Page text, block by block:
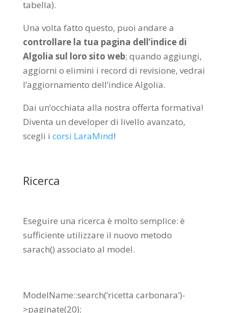
tabella).
Una volta fatto questo, puoi andare a
controllare la tua pagina dell’indice di
Algolia sul loro sito web; quando aggiungi,
aggiorni o elimini i record di revisione, vedrai
l’aggiornamento dell’indice Algolia.
Dai un’occhiata alla nostra offerta formativa!
Diventa un developer di livello avanzato,
scegli i corsi LaraMind!
Ricerca
Eseguire una ricerca è molto semplice: è
sufficiente utilizzare il nuovo metodo
sarach() associato al model.
ModelName::search(‘ricetta carbonara’)-
>paginate(20);